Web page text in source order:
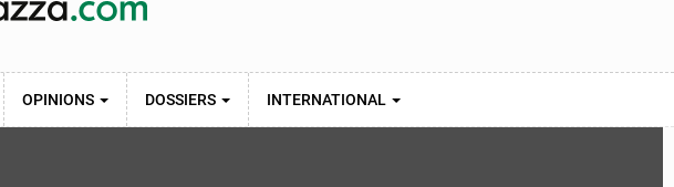
OPINIONS DOSSIERS INTERNATIONAL